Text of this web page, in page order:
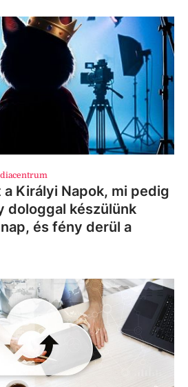
a Királyi Napok, mi pedig
dologgal készülünk
és fény derül a